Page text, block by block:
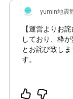
yumin地震
【運営よりお
しており、枠
とお詫び致し
す。